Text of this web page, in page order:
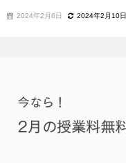
2024年2月6日 2024年2月10日